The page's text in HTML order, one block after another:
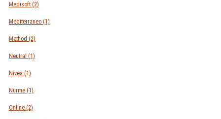
Medisoft (2)
Mediterraneo (1)
Method (2)
Neutral (1)
Nivea (1)
Nurme (1)
Online (2)